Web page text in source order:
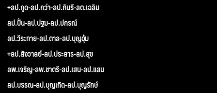
+ลป.กูด-ลป.กว่า-ลป.กินรี-ลต.เฉลิม
ลป.ปั่น-ลป.ปฐม-ลป.ปกรณ์
ลป.วีระทาย-ลป.ตาล-ลป.บุญอุ้ม
+ลป.สังวาลย์-ลป.ประสาร-ลป.สุข
ลพ.เจริญ-ลพ.ชาตรี-ลป.เสน-ลป.แสน
ลป.บรรณ-ลป.บุญเกิด-ลป.บุญรักษ์